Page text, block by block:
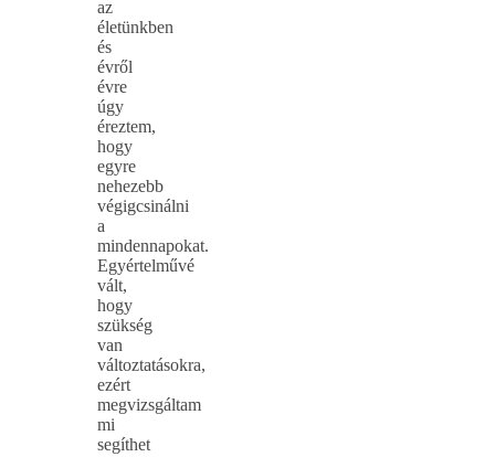
az
életünkben
és
évről
évre
úgy
éreztem,
hogy
egyre
nehezebb
végigcsinálni
a
mindennapokat.
Egyértelművé
vált,
hogy
szükség
van
változtatásokra,
ezért
megvizsgáltam
mi
segíthet